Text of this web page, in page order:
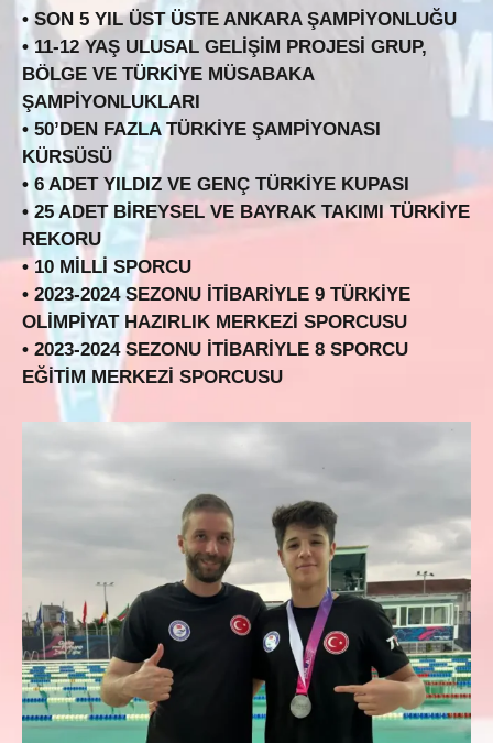
• SON 5 YIL ÜST ÜSTE ANKARA ŞAMPİYONLUĞU
• 11-12 YAŞ ULUSAL GELİŞİM PROJESİ GRUP,
BÖLGE VE TÜRKİYE MÜSABAKA
ŞAMPİYONLUKLARI
• 50’DEN FAZLA TÜRKİYE ŞAMPİYONASI
KÜRSÜSÜ
• 6 ADET YILDIZ VE GENÇ TÜRKİYE KUPASI
• 25 ADET BİREYSEL VE BAYRAK TAKIMI TÜRKİYE
REKORU
• 10 MİLLİ SPORCU
• 2023-2024 SEZONU İTİBARİYLE 9 TÜRKİYE
OLİMPİYAT HAZIRLIK MERKEZİ SPORCUSU
• 2023-2024 SEZONU İTİBARİYLE 8 SPORCU
EĞİTİM MERKEZİ SPORCUSU